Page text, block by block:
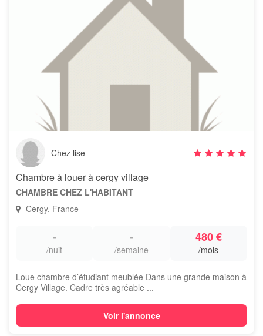
Chez lise
Chambre à louer à cergy village
CHAMBRE CHEZ L'HABITANT
Cergy, France
-
/nuit
-
/semaine
480 €
/mois
Loue chambre d’étudiant meublée Dans une grande maison à
Cergy Village. Cadre très agréable ...
Voir l'annonce